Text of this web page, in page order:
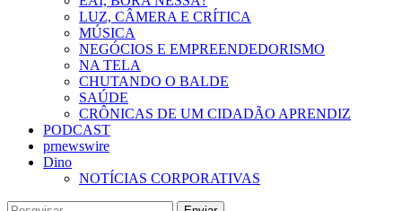
LUZ, CÂMERA E CRÍTICA
MÚSICA
NEGÓCIOS E EMPREENDEDORISMO
NA TELA
CHUTANDO O BALDE
SAÚDE
CRÔNICAS DE UM CIDADÃO APRENDIZ
PODCAST
prnewswire
Dino
NOTÍCIAS CORPORATIVAS